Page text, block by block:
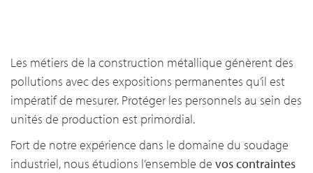
Les métiers de la construction métallique génèrent des
pollutions avec des expositions permanentes qu’il est
impératif de mesurer. Protéger les personnels au sein des
unités de production est primordial.
Fort de notre expérience dans le domaine du soudage
industriel, nous étudions l’ensemble de vos contraintes